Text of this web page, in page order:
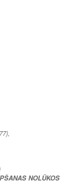
NOLŪKOS